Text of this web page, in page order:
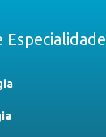
Especialidade